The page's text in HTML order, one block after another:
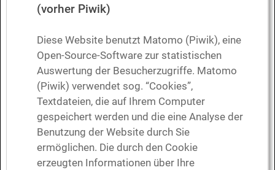
(vorher Piwik)
Diese Website benutzt Matomo (Piwik), eine
Open-Source-Software zur statistischen
Auswertung der Besucherzugriffe. Matomo
(Piwik) verwendet sog. “Cookies”,
Textdateien, die auf Ihrem Computer
gespeichert werden und die eine Analyse der
Benutzung der Website durch Sie
ermöglichen. Die durch den Cookie
erzeugten Informationen über Ihre